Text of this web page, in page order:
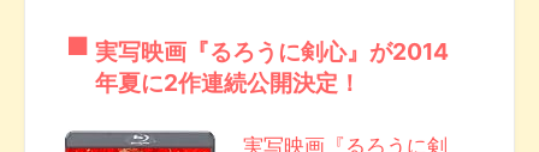
実写映画『るろうに剣心』が2014
年夏に2作連続公開決定！
実写映画『るろうに剣